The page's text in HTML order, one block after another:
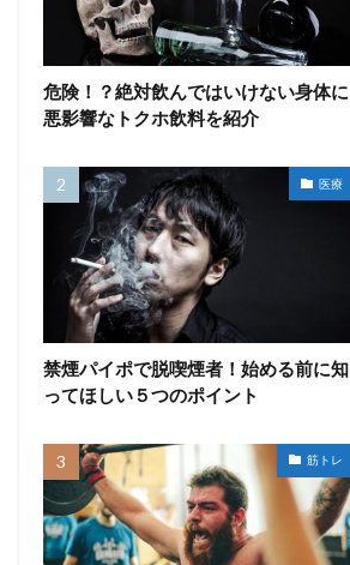
危険！？絶対飲んではいけない身体に
悪影響なトクホ飲料を紹介
医療
禁煙パイポで脱喫煙者！始める前に知
ってほしい５つのポイント
筋トレ